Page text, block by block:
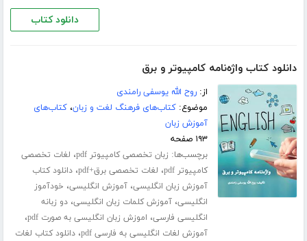
دانلود کتاب
دانلود کتاب واژه‌نامه کامپیوتر و برق
از:روح الله یوسفی رامندی
موضوع:کتاب‌های فرهنگ لغت و زبان،کتاب‌های
آموزش زبان
۱۹۳ صفحه
برچسب‌ها: زبان تخصصی کامپیوتر pdf ، لغات تخصصی
کامپیوتر pdf
، لغات تخصصی برق+pdf ،دانلود کتاب
آموزش زبان انگلیسی،آموزش انگلیسی، خودآموز
انگلیسی،آموزش کلمات زبان انگلیسی،دو زبانه
انگلیسی فارسی، اموزش زبان انگلیسی به صورت pdf ،
آموزش لغات انگلیسی به فارسی pdf ،دانلود کتاب لغات